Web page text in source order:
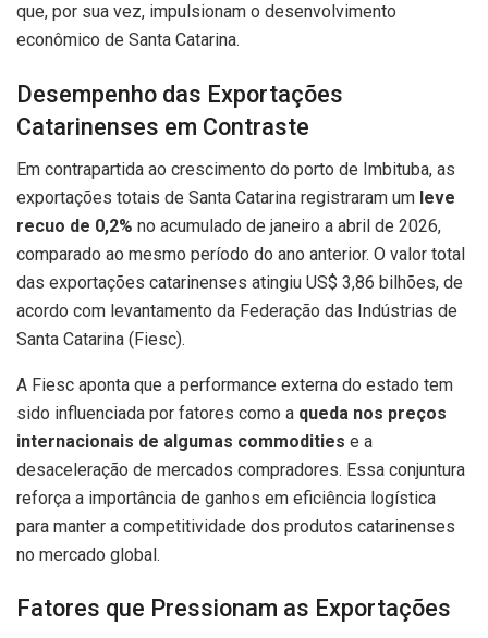
que, por sua vez, impulsionam o desenvolvimento
econômico de Santa Catarina.
Desempenho das Exportações
Catarinenses em Contraste
Em contrapartida ao crescimento do porto de Imbituba, as
exportações totais de Santa Catarina registraram um leve
recuo de 0,2% no acumulado de janeiro a abril de 2026,
comparado ao mesmo período do ano anterior. O valor total
das exportações catarinenses atingiu US$ 3,86 bilhões, de
acordo com levantamento da Federação das Indústrias de
Santa Catarina (Fiesc).
A Fiesc aponta que a performance externa do estado tem
sido influenciada por fatores como a queda nos preços
internacionais de algumas commodities e a
desaceleração de mercados compradores. Essa conjuntura
reforça a importância de ganhos em eficiência logística
para manter a competitividade dos produtos catarinenses
no mercado global.
Fatores que Pressionam as Exportações